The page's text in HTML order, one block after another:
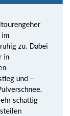
im
zu. Dabei
in
und –
schattig